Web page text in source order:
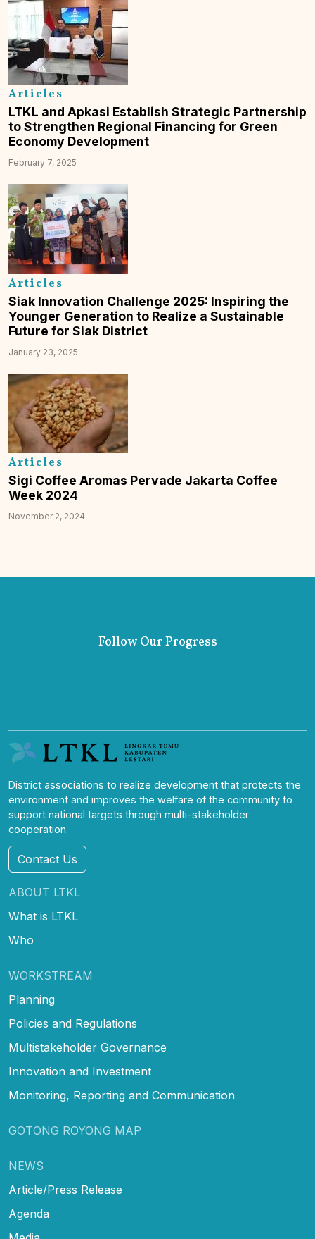
Articles
LTKL and Apkasi Establish Strategic Partnership
to Strengthen Regional Financing for Green
Economy Development
February 7, 2025
Articles
Siak Innovation Challenge 2025: Inspiring the
Younger Generation to Realize a Sustainable
Future for Siak District
January 23, 2025
Articles
Sigi Coffee Aromas Pervade Jakarta Coffee
Week 2024
November 2, 2024
Follow Our Progress
District associations to realize development that protects the
environment and improves the welfare of the community to
support national targets through multi-stakeholder
cooperation.
Contact Us
ABOUT LTKL
What is LTKL
Who
WORKSTREAM
Planning
Policies and Regulations
Multistakeholder Governance
Innovation and Investment
Monitoring, Reporting and Communication
GOTONG ROYONG MAP
NEWS
Article/Press Release
Agenda